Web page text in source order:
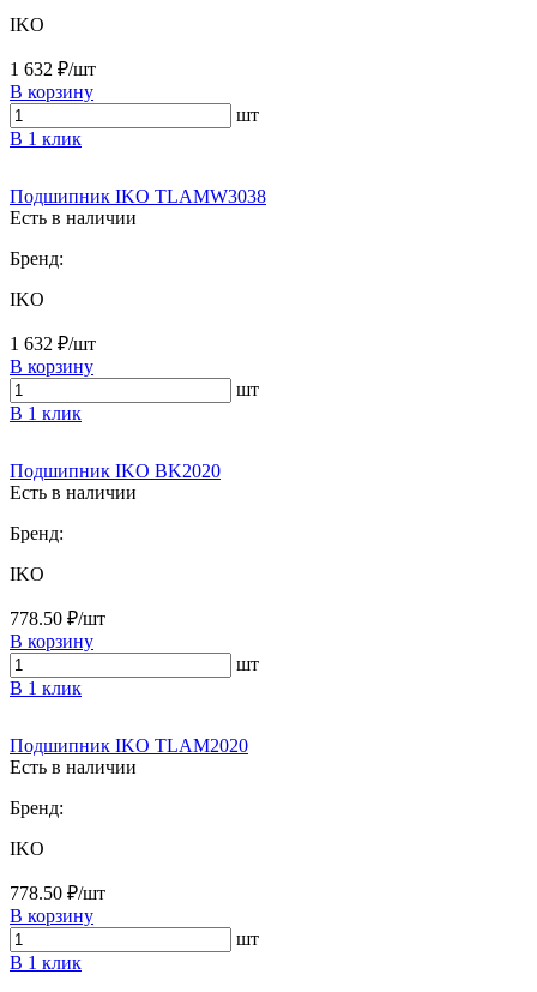
IKO
1 632 ₽/шт
В корзину
шт
В 1 клик
Подшипник IKO TLAMW3038
Есть в наличии
Бренд:
IKO
1 632 ₽/шт
В корзину
шт
В 1 клик
Подшипник IKO BK2020
Есть в наличии
Бренд:
IKO
778.50 ₽/шт
В корзину
шт
В 1 клик
Подшипник IKO TLAM2020
Есть в наличии
Бренд:
IKO
778.50 ₽/шт
В корзину
шт
В 1 клик